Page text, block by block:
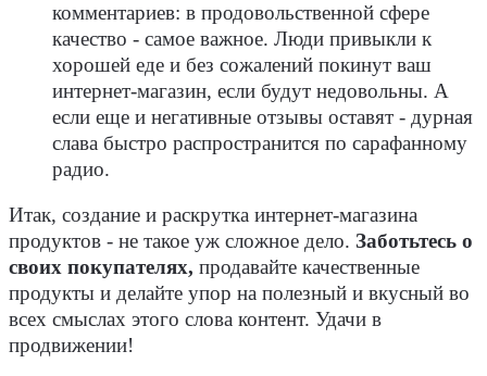
комментариев: в продовольственной сфере
качество - самое важное. Люди привыкли к
хорошей еде и без сожалений покинут ваш
интернет-магазин, если будут недовольны. А
если еще и негативные отзывы оставят - дурная
слава быстро распространится по сарафанному
радио.
Итак, создание и раскрутка интернет-магазина
продуктов - не такое уж сложное дело. Заботьтесь о
своих покупателях, продавайте качественные
продукты и делайте упор на полезный и вкусный во
всех смыслах этого слова контент. Удачи в
продвижении!